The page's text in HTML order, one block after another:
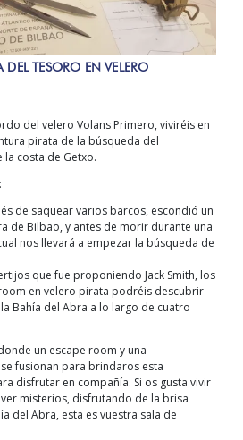
DEL TESORO EN VELERO
del velero Volans Primero, viviréis en
pirata de la búsqueda del
costa de Getxo.
de saquear varios barcos, escondió un
de Bilbao, y antes de morir durante una
nos llevará a empezar la búsqueda de
que fue proponiendo Jack Smith, los
en velero pirata podréis descubrir
Bahía del Abra a lo largo de cuatro
un escape room y una
fusionan para brindaros esta
disfrutar en compañía. Si os gusta vivir
misterios, disfrutando de la brisa
del Abra, esta es vuestra sala de